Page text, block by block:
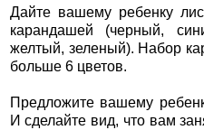
Дайте вашему ребенку
карандашей (черный,
желтый, зеленый). Набор
больше 6 цветов.
Предложите вашему
И сделайте вид, что вам